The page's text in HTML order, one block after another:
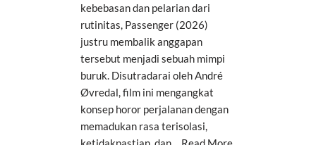
kebebasan dan pelarian dari
rutinitas, Passenger (2026)
justru membalik anggapan
tersebut menjadi sebuah mimpi
buruk. Disutradarai oleh André
Øvredal, film ini mengangkat
konsep horor perjalanan dengan
memadukan rasa terisolasi,